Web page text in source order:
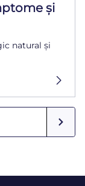
și
natural și